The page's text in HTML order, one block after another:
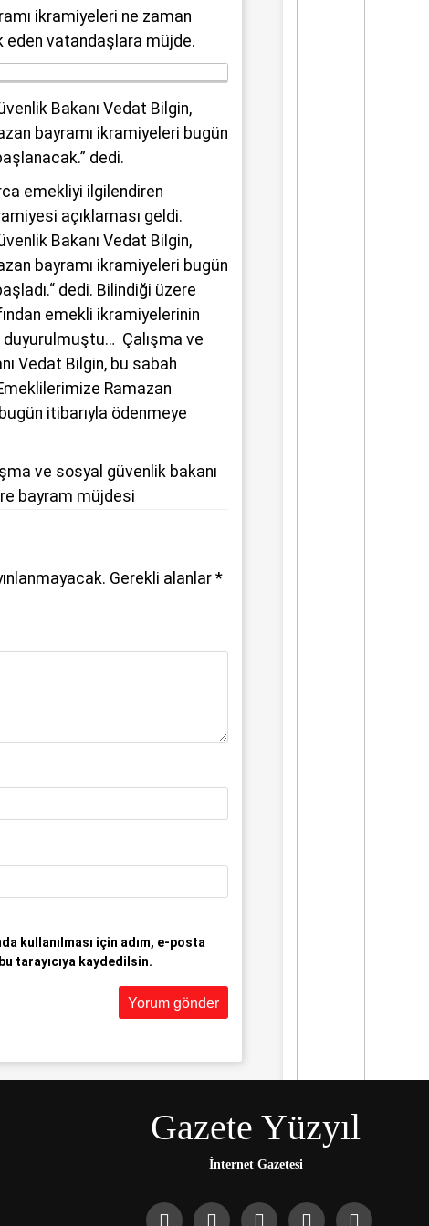
ikramiyeleri ne zaman
eden vatandaşlara müjde.
Bakanı Vedat Bilgin,
bayramı ikramiyeleri bugün
dedi.
emekliyi ilgilendiren
açıklaması geldi.
Bakanı Vedat Bilgin,
bayramı ikramiyeleri bugün
dedi. Bilindiği üzere
emekli ikramiyelerinin
duyurulmuştu… Çalışma ve
Vedat Bilgin, bu sabah
Ramazan
itibarıyla ödenmeye
ve sosyal güvenlik bakanı
bayram müjdesi
Gerekli alanlar *
kullanılması için adım, e-posta
tarayıcıya kaydedilsin.
Gazete Yüzyıl
İnternet Gazetesi